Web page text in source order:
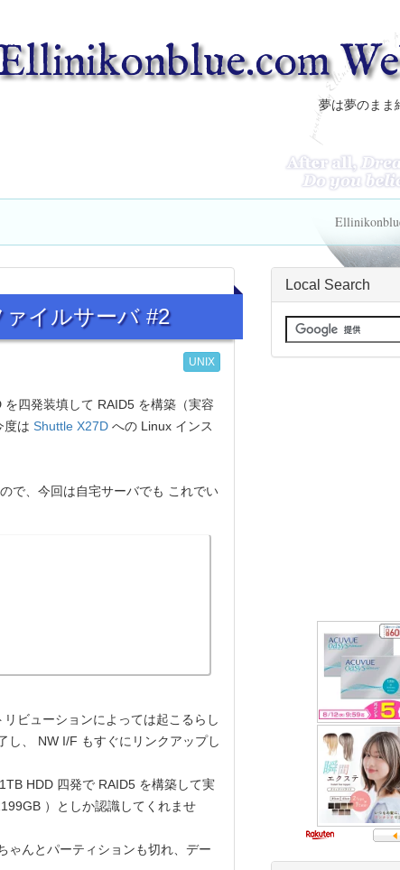
夢は夢のまま
ァイルサーバ #2
UNIX
四発装填して RAID5 を構築（実容
度は Shuttle X27D への Linux インス
で、今回は自宅サーバでも これでい
ビューションによっては起こるらし
し、 NW I/F もすぐにリンクアップし
HDD 四発で RAID5 を構築して実
）としか認識してくれませ
ゃんとパーティションも切れ、デー
Local Search